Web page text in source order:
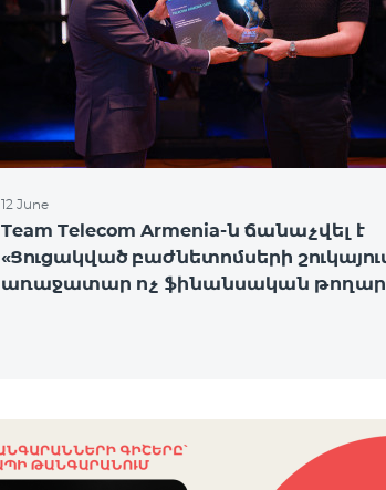
12 June
Team Telecom Armenia-ն ճանաչվել է
«Ցուցակված բաժնետոմսերի
առաջատար ոչ ֆինանսական